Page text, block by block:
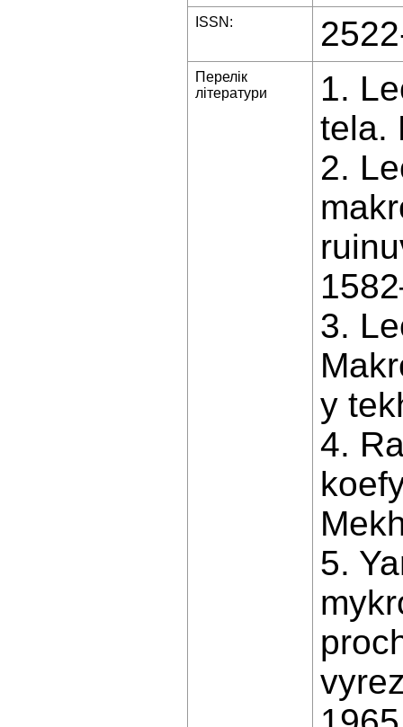
ISSN:
Перелік
літератури
1.
tela.
2.
3.
y
4.
5.